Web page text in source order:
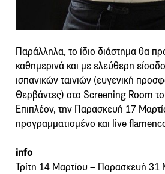
Παράλληλα, το ίδιο διάστημα θα
καθημερινά και με ελεύθερη
ισπανικών ταινιών (ευγενική
Θερβάντες) στο Screening Room
Επιπλέον, την Παρασκευή 17
προγραμματισμένο και live
info
Τρίτη 14 Μαρτίου – Παρασκευή 31